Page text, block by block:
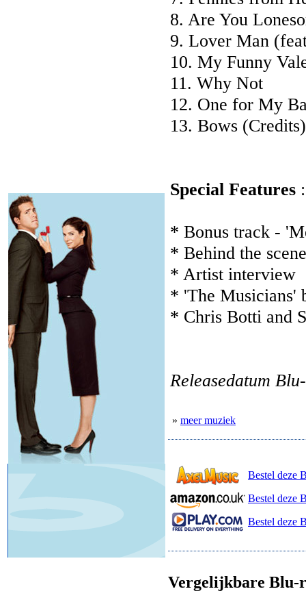
8. Are You
9. Lover Man
10. My Funny
11. Why Not
12. One for My
13. Bows (Credits)
Special Features :
* Bonus track -
* Behind the
* Artist interview
* 'The Musicians'
* Chris Botti and
Releasedatum
» meer muziek
Bestel deze
Bestel deze
Bestel deze
Vergelijkbare Blu-